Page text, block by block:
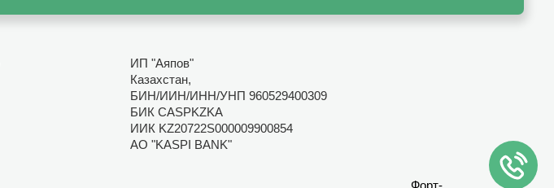
ИП "Аяпов"
Казахстан,
БИН/ИИН/ИНН/УНП 960529400309
БИК CASPKZKA
ИИК KZ20722S000009900854
АО "KASPI BANK"